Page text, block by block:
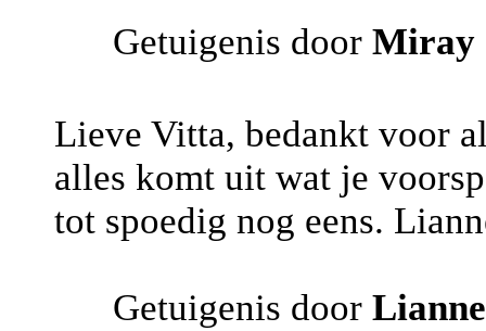
Getuigenis door Miray
Lieve Vitta, bedankt voor
alles komt uit wat je
tot spoedig nog eens.
Getuigenis door Lianne